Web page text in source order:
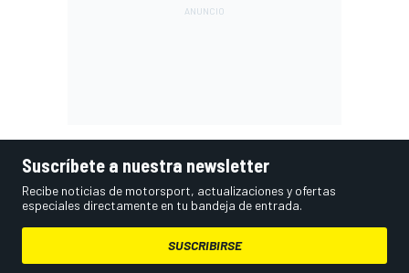
Suscríbete a nuestra newsletter
Recibe noticias de motorsport, actualizaciones y ofertas
especiales directamente en tu bandeja de entrada.
SUSCRIBIRSE